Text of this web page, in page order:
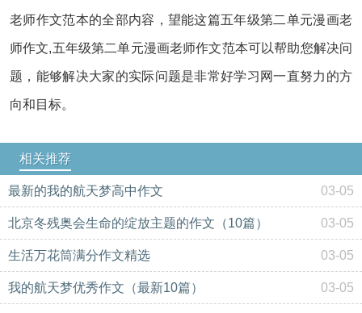
老师作文范本的全部内容，望能这篇五年级第二单元漫画老
师作文,五年级第二单元漫画老师作文范本可以帮助您解决问
题，能够解决大家的实际问题是非常好学习网一直努力的方
向和目标。
相关推荐
最新的我的航天梦高中作文 03-05
北京冬残奥会生命的绽放主题的作文（10篇） 03-05
生活万花筒满分作文精选 03-05
我的航天梦优秀作文（最新10篇） 03-05